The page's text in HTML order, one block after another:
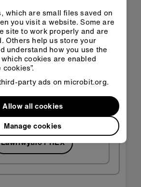
yn Agor yn
MakeCode
Lawrlwytho'r HEX
which are small files saved on
you visit a website. Some are
site to work properly and are
Others help us store your
understand how you use the
cookies are enabled
party ads on microbit.org.
Manage cookies
Allow all cookies